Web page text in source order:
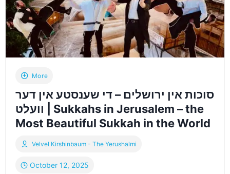
THE
MILLION
RALLY
–
WHAT’S
EVERYONE
More
סוכות אין ירושלים – די שענסטע אין דער
וועלט | Sukkahs in Jerusalem – the
Most Beautiful Sukkah in the World
Velvel Kirshinbaum - The Yerushalmi
October 12, 2025